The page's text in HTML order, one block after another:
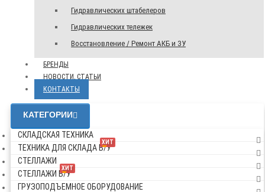
Гидравлических штабелеров
Гидравлических тележек
Восстановление / Ремонт АКБ и ЗУ
БРЕНДЫ
НОВОСТИ, СТАТЬИ
КОНТАКТЫ
КАТЕГОРИИ
СКЛАДСКАЯ ТЕХНИКА
ХИТ
ТЕХНИКА ДЛЯ СКЛАДА Б/У
СТЕЛЛАЖИ
ХИТ
СТЕЛЛАЖИ Б/У
ГРУЗОПОДЪЕМНОЕ ОБОРУДОВАНИЕ